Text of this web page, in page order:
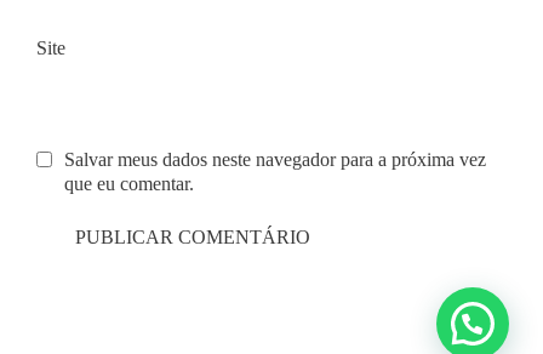
Site
Salvar meus dados neste navegador para a próxima vez
que eu comentar.